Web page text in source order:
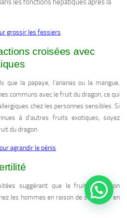
les fonctions hépatiques après la
grossir les fessiers
croisées avec
que la papaye, l’ananas ou la mangue,
communs avec le fruit du dragon, ce qui
chez les personnes sensibles. Si
à d’autres fruits exotiques, soyez
du dragon.
agrandir le pénis
suggérant que le fruit du dragon
les hommes en raison de sa teneur en